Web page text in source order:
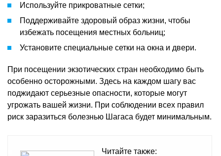
Используйте прикроватные сетки;
Поддерживайте здоровый образ жизни, чтобы
избежать посещения местных больниц;
Установите специальные сетки на окна и двери.
При посещении экзотических стран необходимо быть
особенно осторожными. Здесь на каждом шагу вас
поджидают серьезные опасности, которые могут
угрожать вашей жизни. При соблюдении всех правил
риск заразиться болезнью Шагаса будет минимальным.
Читайте также: